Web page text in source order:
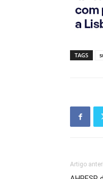
TAGS
Artigo